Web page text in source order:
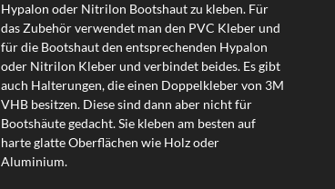
Hypalon oder Nitrilon Bootshaut zu kleben. Für
das Zubehör verwendet man den PVC Kleber und
für die Bootshaut den entsprechenden Hypalon
oder Nitrilon Kleber und verbindet beides. Es gibt
auch Halterungen, die einen Doppelkleber von 3M
VHB besitzen. Diese sind dann aber nicht für
Bootshäute gedacht. Sie kleben am besten auf
harte glatte Oberflächen wie Holz oder
Aluminium.